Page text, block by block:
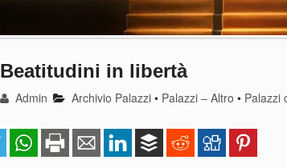
Beatitudini in libertà
Admin Archivio Palazzi • Palazzi – Altro • Palazzi